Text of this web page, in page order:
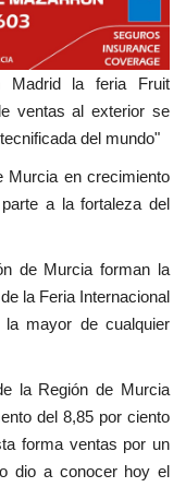
Madrid la feria Fruit
ventas al exterior se
del mundo"
Murcia en crecimiento
a la fortaleza del
de Murcia forman la
la Feria Internacional
mayor de cualquier
la Región de Murcia
del 8,85 por ciento
forma ventas por un
dio a conocer hoy el